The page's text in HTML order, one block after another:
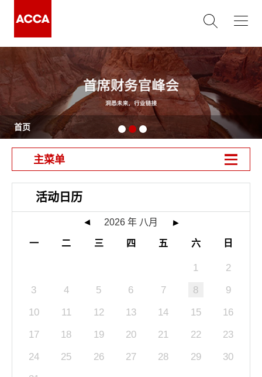
首页
活动日历
2026 年 八月
一 二 三 四 五 六 日
1
2
3
4 5 6 7 8
9
10
11 12 13 14 15
16
17
18 19 20 21 22
23
24
25 26 27 28 29
30